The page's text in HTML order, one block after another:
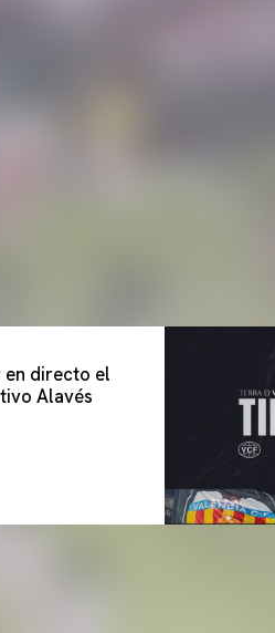
en directo el
Alavés